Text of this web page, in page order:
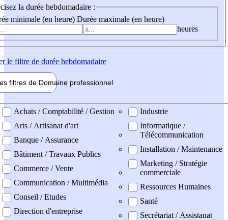
la durée hebdomadaire :
minimale (en heure) Durée maximale (en heure)
heures
le filtre de durée hebdomadaire
filtres de Domaine professionnel
professionel
Achats / Comptabilité / Gestion
Arts / Artisanat d'art
Banque / Assurance
Bâtiment / Travaux Publics
Commerce / Vente
Communication / Multimédia
Conseil / Etudes
Direction d'entreprise
Industrie
Informatique /
Télécommunication
Installation / Maintenance
Marketing / Stratégie
commerciale
Ressources Humaines
Santé
Secrétariat / Assistanat